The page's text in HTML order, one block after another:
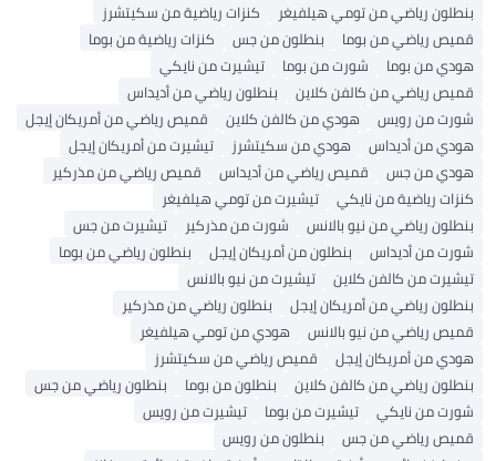
بنطلون رياضي من تومي هيلفيغر
كنزات رياضية من سكيتشرز
قميص رياضي من بوما
بنطلون من جس
كنزات رياضية من بوما
هودي من بوما
شورت من بوما
تيشيرت من نايكي
قميص رياضي من كالفن كلاين
بنطلون رياضي من أديداس
شورت من رويس
هودي من كالفن كلاين
قميص رياضي من أمريكان إيجل
هودي من أديداس
هودي من سكيتشرز
تيشيرت من أمريكان إيجل
هودي من جس
قميص رياضي من أديداس
قميص رياضي من مذركير
كنزات رياضية من نايكي
تيشيرت من تومي هيلفيغر
بنطلون رياضي من نيو بالانس
شورت من مذركير
تيشيرت من جس
شورت من أديداس
بنطلون من أمريكان إيجل
بنطلون رياضي من بوما
تيشيرت من كالفن كلاين
تيشيرت من نيو بالانس
بنطلون رياضي من أمريكان إيجل
بنطلون رياضي من مذركير
قميص رياضي من نيو بالانس
هودي من تومي هيلفيغر
هودي من أمريكان إيجل
قميص رياضي من سكيتشرز
بنطلون رياضي من كالفن كلاين
بنطلون من بوما
بنطلون رياضي من جس
شورت من نايكي
تيشيرت من بوما
تيشيرت من رويس
قميص رياضي من جس
بنطلون من رويس